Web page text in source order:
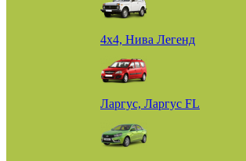
4х4, Нива Легенд
Ларгус, Ларгус FL